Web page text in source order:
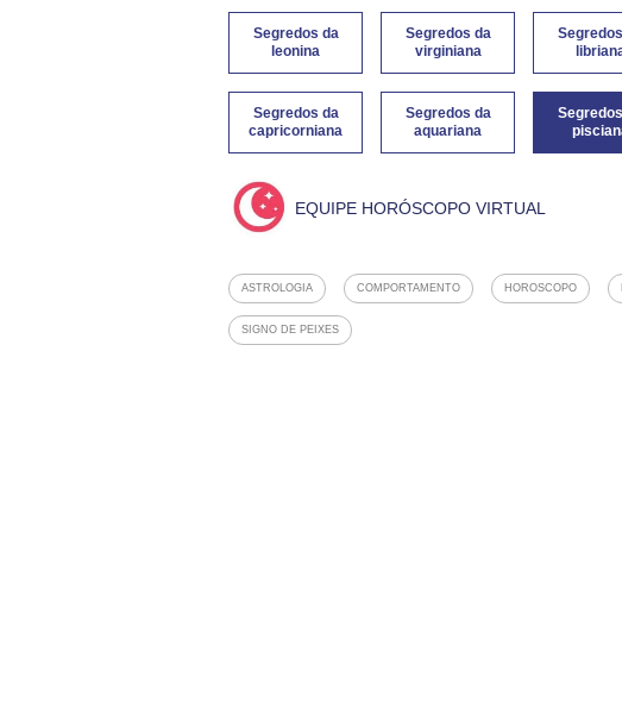
Segredos da
leonina
Segredos da
virginiana
Segredos da
capricorniana
Segredos da
aquariana
EQUIPE HORÓSCOPO VIRTUAL
ASTROLOGIA COMPORTAMENTO HOROSCOPO
SIGNO DE PEIXES